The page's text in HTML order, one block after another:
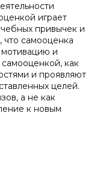
играет
привычек и
самооценка
и
как
и проявляют
целей.
а не как
к новым